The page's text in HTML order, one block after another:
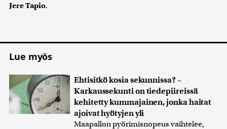
Jere Tapio.
Lue myös
Ehtisitkö kosia sekunnissa? –
Karkaussekunti on tiedepiireissä
kehitetty kummajainen, jonka haitat
ajoivat hyötyjen yli
Maapallon pyörimisnopeus vaihtelee,